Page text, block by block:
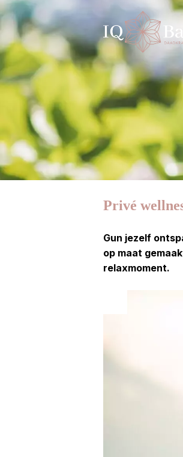
Privé
Gun jezelf
op maat
relaxmoment.